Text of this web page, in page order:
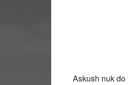
Askush nuk